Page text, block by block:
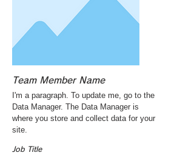
Team Member Name
I'm a paragraph. To update me, go to the
Data Manager. The Data Manager is
where you store and collect data for your
site.
Job Title